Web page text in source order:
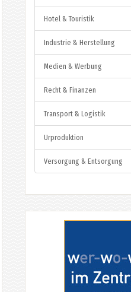
Hotel & Touristik
Industrie & Herstellung
Medien & Werbung
Recht & Finanzen
Transport & Logistik
Urproduktion
Versorgung & Entsorgung